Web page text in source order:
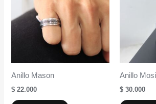
Anillo Mason
$ 22.000
Anillo Mosi
$ 30.000